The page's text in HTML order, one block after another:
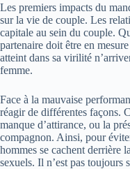
Les premiers impacts du
sur la vie de couple. Les
capitale au sein du couple.
partenaire doit être en
atteint dans sa virilité
femme.
Face à la mauvaise
réagir de différentes façons.
manque d’attirance, ou la
compagnon. Ainsi, pour
hommes se cachent derrière
sexuels. Il n’est pas toujours